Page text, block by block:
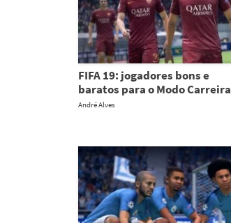
FIFA 19: jogadores bons e
baratos para o Modo Carreira
André Alves